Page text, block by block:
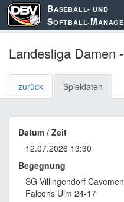
BASEBALL- UND
SOFTBALL-M
Landesliga Damen
zurück Spieldaten
Datum / Zeit
12.07.2026 13:30
Begegnung
SG Villingendorf
Falcons Ulm 24-17